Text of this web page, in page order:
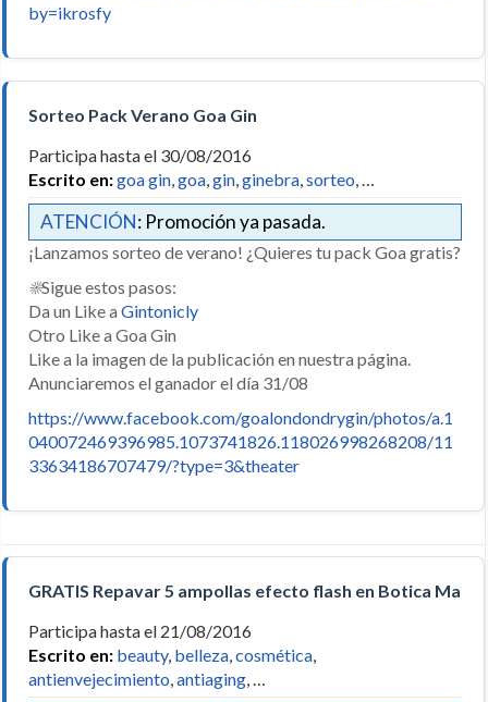
by=ikrosfy
Sorteo Pack Verano Goa Gin
Participa hasta el 30/08/2016
Escrito en:goa gin,goa,gin,ginebra,sorteo, …
ATENCIÓN: Promoción ya pasada.
¡Lanzamos sorteo de verano! ¿Quieres tu pack Goa gratis?
☀Sigue estos pasos:
Da un Like a Gintonicly
Otro Like a Goa Gin
Like a la imagen de la publicación en nuestra página.
Anunciaremos el ganador el día 31/08
https://www.facebook.com/goalondondrygin/photos/a.1
040072469396985.1073741826.118026998268208/11
33634186707479/?type=3&theater
GRATIS Repavar 5 ampollas efecto flash en Botica
Participa hasta el 21/08/2016
Escrito en: beauty, belleza,cosmética,
antienvejecimiento,antiaging, …